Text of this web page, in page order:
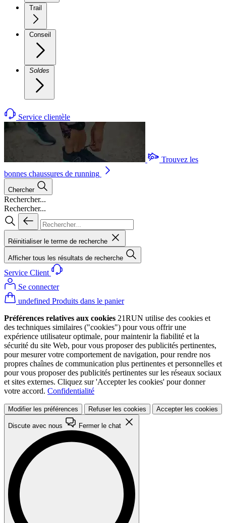
Trail
Conseil
Soldes
Service clientèle
Trouvez les
bonnes chaussures de running
Chercher
Rechercher...
Rechercher...
Réinitialiser le terme de recherche
Afficher tous les résultats de recherche
Service Client
Se connecter
undefined Produits dans le panier
Préférences relatives aux cookies 21RUN utilise des cookies et
des techniques similaires ("cookies") pour vous offrir une
expérience utilisateur optimale, pour maintenir la fiabilité et la
sécurité du site Web, pour vous proposer des publicités pertinentes,
pour mesurer votre comportement de navigation, pour rendre nos
propres chaînes de communication plus pertinentes et personnelles et
pour vous proposer des publicités pertinentes sur les réseaux sociaux
et sites externes. Cliquez sur 'Accepter les cookies' pour donner
votre accord. Confidentialité
Modifier les préférences Refuser les cookies Accepter les cookies
Discute avec nous Fermer le chat